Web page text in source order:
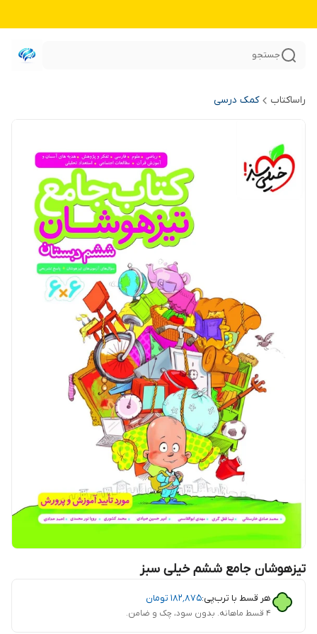
جستجو
راساکتاب کمک درسی
تیزهوشان جامع ششم خیلی سبز
هر قسط با ترب‌پی:۱۸۲٬۸۷۵ تومان
۴ قسط ماهانه. بدون سود، چک و ضامن.